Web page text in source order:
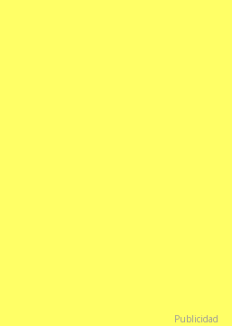
Publicidad